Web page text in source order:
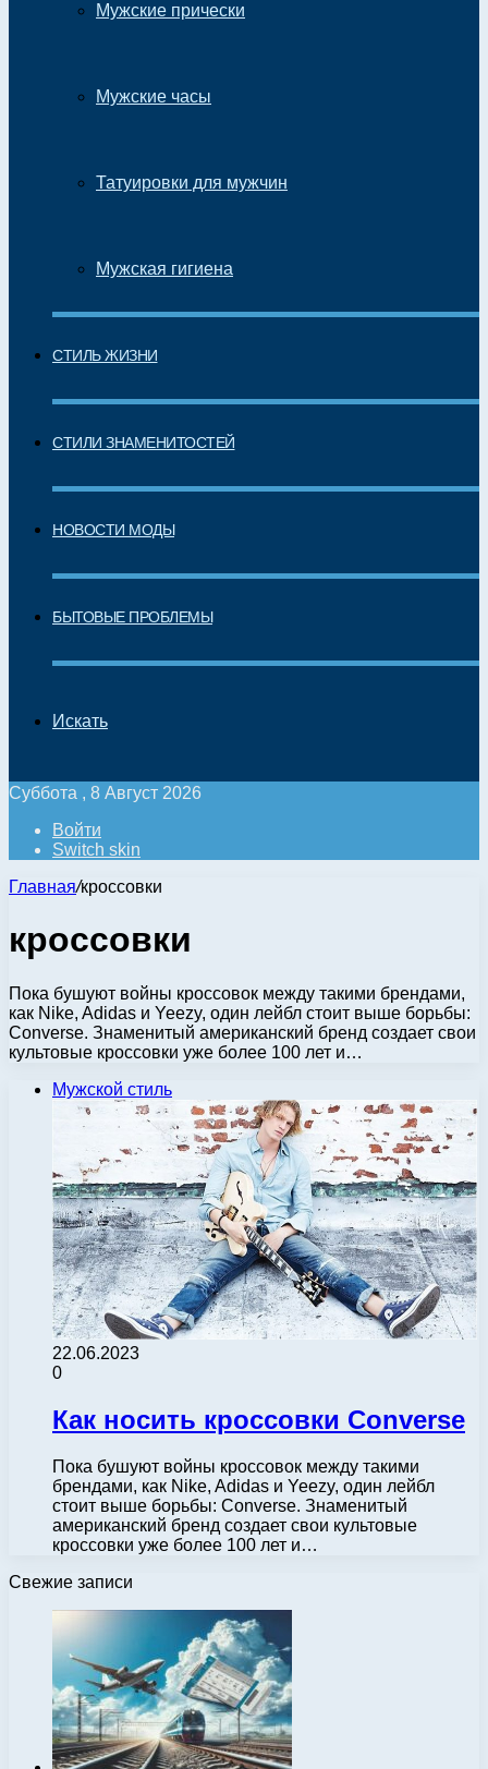
Мужские прически
Мужские часы
Татуировки для мужчин
Мужская гигиена
СТИЛЬ ЖИЗНИ
СТИЛИ ЗНАМЕНИТОСТЕЙ
НОВОСТИ МОДЫ
БЫТОВЫЕ ПРОБЛЕМЫ
Искать
Суббота , 8 Август 2026
Войти
Switch skin
Главная/кроссовки
кроссовки
Пока бушуют войны кроссовок между такими брендами,
как Nike, Adidas и Yeezy, один лейбл стоит выше борьбы:
Converse. Знаменитый американский бренд создает свои
культовые кроссовки уже более 100 лет и…
Мужской стиль
22.06.2023
0
Как носить кроссовки Converse
Пока бушуют войны кроссовок между такими
брендами, как Nike, Adidas и Yeezy, один лейбл
стоит выше борьбы: Converse. Знаменитый
американский бренд создает свои культовые
кроссовки уже более 100 лет и…
Свежие записи